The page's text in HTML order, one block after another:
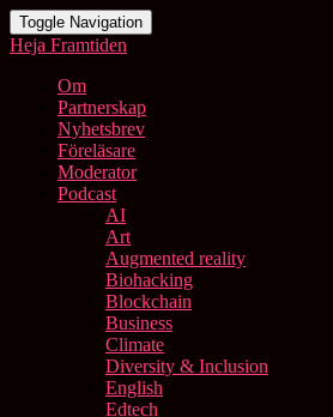
Toggle Navigation
Heja Framtiden
Om
Partnerskap
Nyhetsbrev
Föreläsare
Moderator
Podcast
AI
Art
Augmented reality
Biohacking
Blockchain
Business
Climate
Diversity & Inclusion
English
Edtech